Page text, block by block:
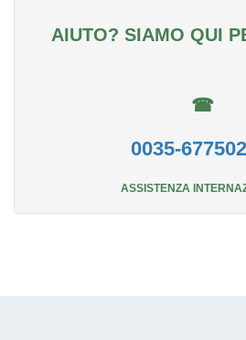
AIUTO? SIAMO QUI
☎
0035-
ASSISTENZA